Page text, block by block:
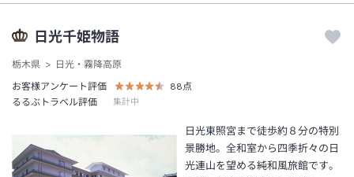
日光千姫物語
栃木県
日光・霧降高原
お客様アンケート評価
88点
るるぶトラベル評価
集計中
日光東照宮まで徒歩約８分の特別
景勝地。全和室から四季折々の日
光連山を望める純和風旅館です。